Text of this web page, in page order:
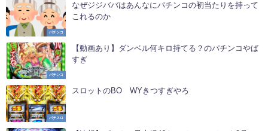
パチンコ
なぜジジババはあんなにパチンコの初当たりを持って
これるのか
パチンコ
【動画あり】ダンベル何キロ持てる？のパチンコやば
すぎ
パチスロ
スロットのBOØWYきつすぎやろ